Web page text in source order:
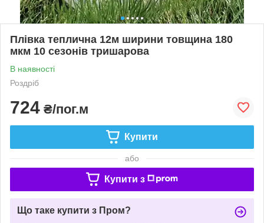
Плівка теплична 12м ширини товщина 180
мкм 10 сезонів тришарова
В наявності
Роздріб
724 ₴/пог.м
Купити
або
Купити з
Що таке купити з Пром?